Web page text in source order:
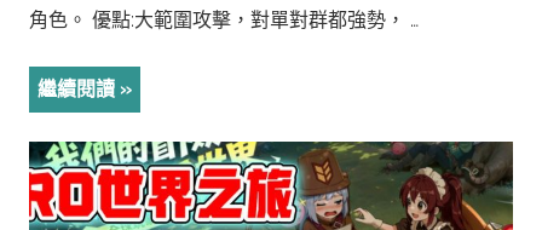
角色。 優點:大範圍攻擊，對單對群都強勢， …
繼續閱讀